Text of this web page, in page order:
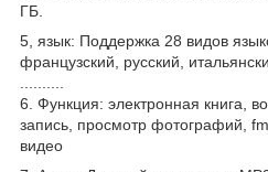
ГБ.
5, язык: Поддержка 28 видов
французский, русский,
6. Функция: электронная книга,
запись, просмотр фотографий,
видео